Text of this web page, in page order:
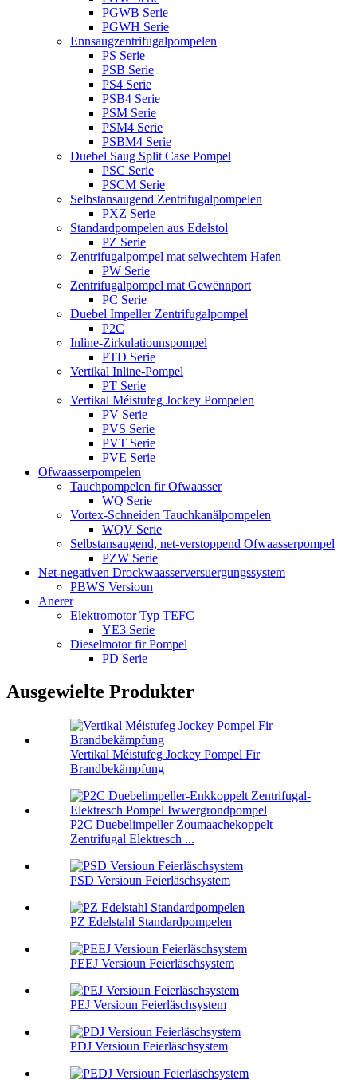
PGWB Serie
PGWH Serie
Ennsaugzentrifugalpompelen
PS Serie
PSB Serie
PS4 Serie
PSB4 Serie
PSM Serie
PSM4 Serie
PSBM4 Serie
Duebel Saug Split Case Pompel
PSC Serie
PSCM Serie
Selbstansaugend Zentrifugalpompelen
PXZ Serie
Standardpompelen aus Edelstol
PZ Serie
Zentrifugalpompel mat selwechtem Hafen
PW Serie
Zentrifugalpompel mat Gewënnport
PC Serie
Duebel Impeller Zentrifugalpompel
P2C
Inline-Zirkulatiounspompel
PTD Serie
Vertikal Inline-Pompel
PT Serie
Vertikal Méistufeg Jockey Pompelen
PV Serie
PVS Serie
PVT Serie
PVE Serie
Ofwaasserpompelen
Tauchpompelen fir Ofwaasser
WQ Serie
Vortex-Schneiden Tauchkanälpompelen
WQV Serie
Selbstansaugend, net-verstoppend Ofwaasserpompel
PZW Serie
Net-negativen Drockwaasserversuergungssystem
PBWS Versioun
Anerer
Elektromotor Typ TEFC
YE3 Serie
Dieselmotor fir Pompel
PD Serie
Ausgewielte Produkter
Vertikal Méistufeg Jockey Pompel Fir
Brandbekämpfung
P2C Duebelimpeller Zoumaachekoppelt
Zentrifugal Elektresch ...
PSD Versioun Feierläschsystem
PZ Edelstahl Standardpompelen
PEEJ Versioun Feierläschsystem
PEJ Versioun Feierläschsystem
PDJ Versioun Feierläschsystem